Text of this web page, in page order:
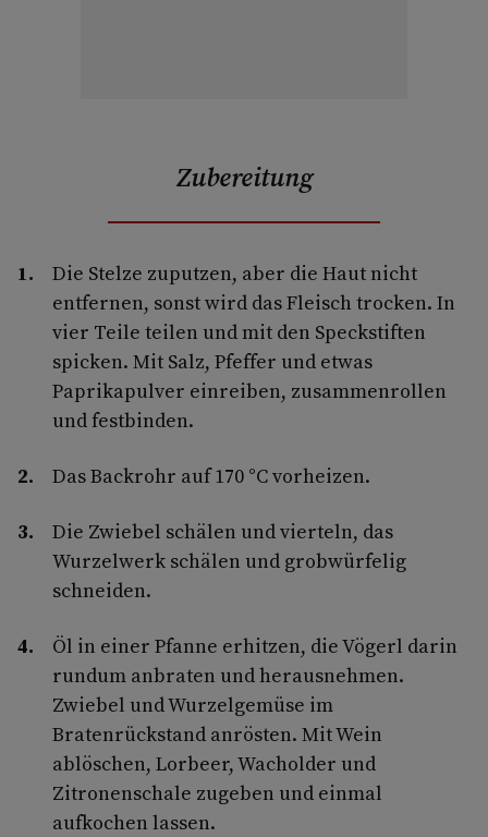
Zubereitung
Die Stelze zuputzen, aber die Haut nicht
entfernen, sonst wird das Fleisch trocken. In
vier Teile teilen und mit den Speckstiften
spicken. Mit Salz, Pfeffer und etwas
Paprikapulver einreiben, zusammenrollen
und festbinden.
Das Backrohr auf 170 °C vorheizen.
Die Zwiebel schälen und vierteln, das
Wurzelwerk schälen und grobwürfelig
schneiden.
Öl in einer Pfanne erhitzen, die Vögerl darin
rundum anbraten und herausnehmen.
Zwiebel und Wurzelgemüse im
Bratenrückstand anrösten. Mit Wein
ablöschen, Lorbeer, Wacholder und
Zitronenschale zugeben und einmal
aufkochen lassen.